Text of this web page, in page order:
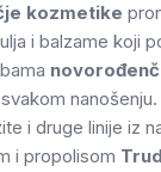
kozmetike
i balzame koji
nanošenju.
i druge linije iz
i propolisom